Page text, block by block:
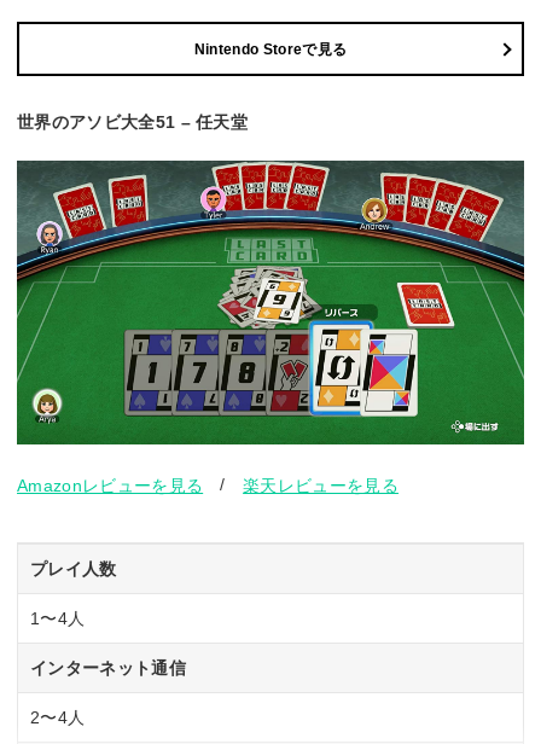
Nintendo Storeで見る
世界のアソビ大全51 – 任天堂
Amazonレビューを見る /楽天レビューを見る
プレイ人数
1〜4人
インターネット通信
2〜4人